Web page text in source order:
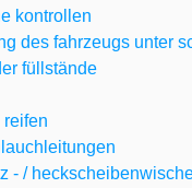
kontrollen
des fahrzeugs unter
füllstände
reifen
- /